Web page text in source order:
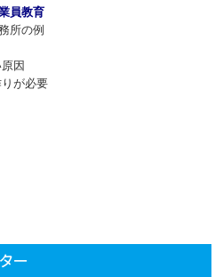
員教育
所の例
因
が必要
ー